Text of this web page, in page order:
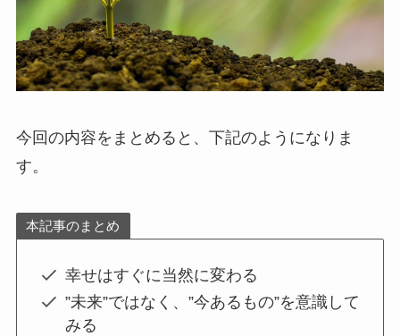
今回の内容をまとめると、下記のようになりま
す。
本記事のまとめ
幸せはすぐに当然に変わる
”未来”ではなく、”今あるもの”を意識して
みる